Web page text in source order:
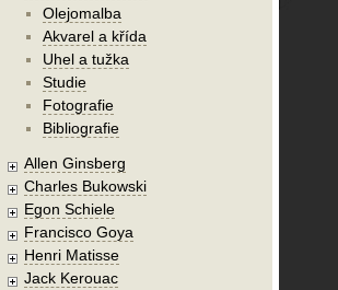
Olejomalba
Akvarel a křída
Uhel a tužka
Studie
Fotografie
Bibliografie
Allen Ginsberg
Charles Bukowski
Egon Schiele
Francisco Goya
Henri Matisse
Jack Kerouac